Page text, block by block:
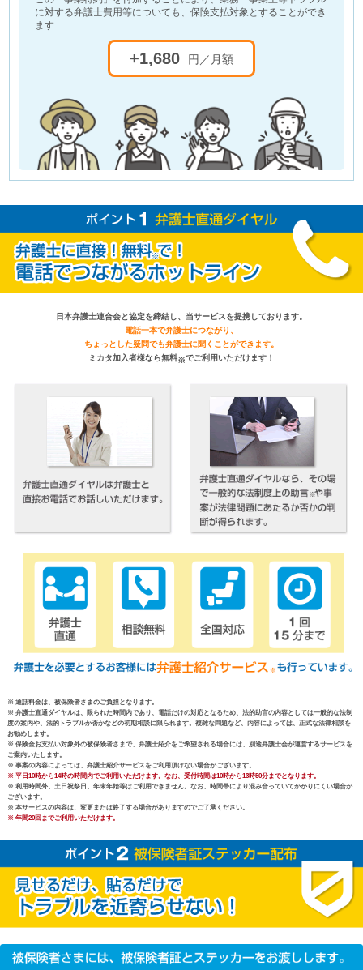
に対する弁護士費用等についても、保険支払対象とすることができ
ます
+1,680 円／月額
日本弁護士連合会と協定を締結し、当サービスを提携しております。
電話一本で弁護士につながり、
ちょっとした疑問でも弁護士に聞くことができます。
ミカタ加入者様なら無料※でご利用いただけます！
※ 通話料金は、被保険者さまのご負担となります。
※ 弁護士直通ダイヤルは、限られた時間内であり、電話だけの対応となるため、法的助言の内容としては一般的な法制
度の案内や、法的トラブルか否かなどの初期相談に限られます。複雑な問題など、内容によっては、正式な法律相談を
お勧めします。
※ 保険金お支払い対象外の被保険者さまで、弁護士紹介をご希望される場合には、別途弁護士会が運営するサービスを
ご案内いたします。
※ 事案の内容によっては、弁護士紹介サービスをご利用頂けない場合がございます。
※ 平日10時から14時の時間内でご利用いただけます。なお、受付時間は10時から13時50分までとなります。
※ 利用時間外、土日祝祭日、年末年始等はご利用できません。なお、時間帯により混み合っていてかかりにくい場合が
ございます。
※ 本サービスの内容は、変更または終了する場合がありますのでご了承ください。
※ 年間20回までご利用いただけます。